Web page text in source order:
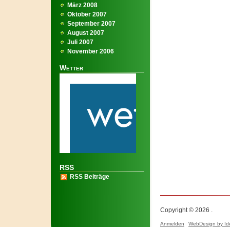
März 2008
Oktober 2007
September 2007
August 2007
Juli 2007
November 2006
Wetter
RSS
RSS Beiträge
Copyright © 2026 .
Anmelden WebDesign by